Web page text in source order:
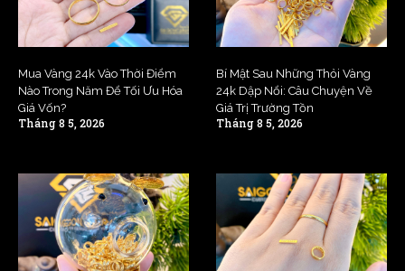
Mua Vàng 24k Vào Thời Điểm
Nào Trong Năm Để Tối Ưu Hóa
Giá Vốn?
Tháng 8 5, 2026
Bí Mật Sau Những Thỏi Vàng
24k Dập Nổi: Câu Chuyện Về
Giá Trị Trường Tồn
Tháng 8 5, 2026